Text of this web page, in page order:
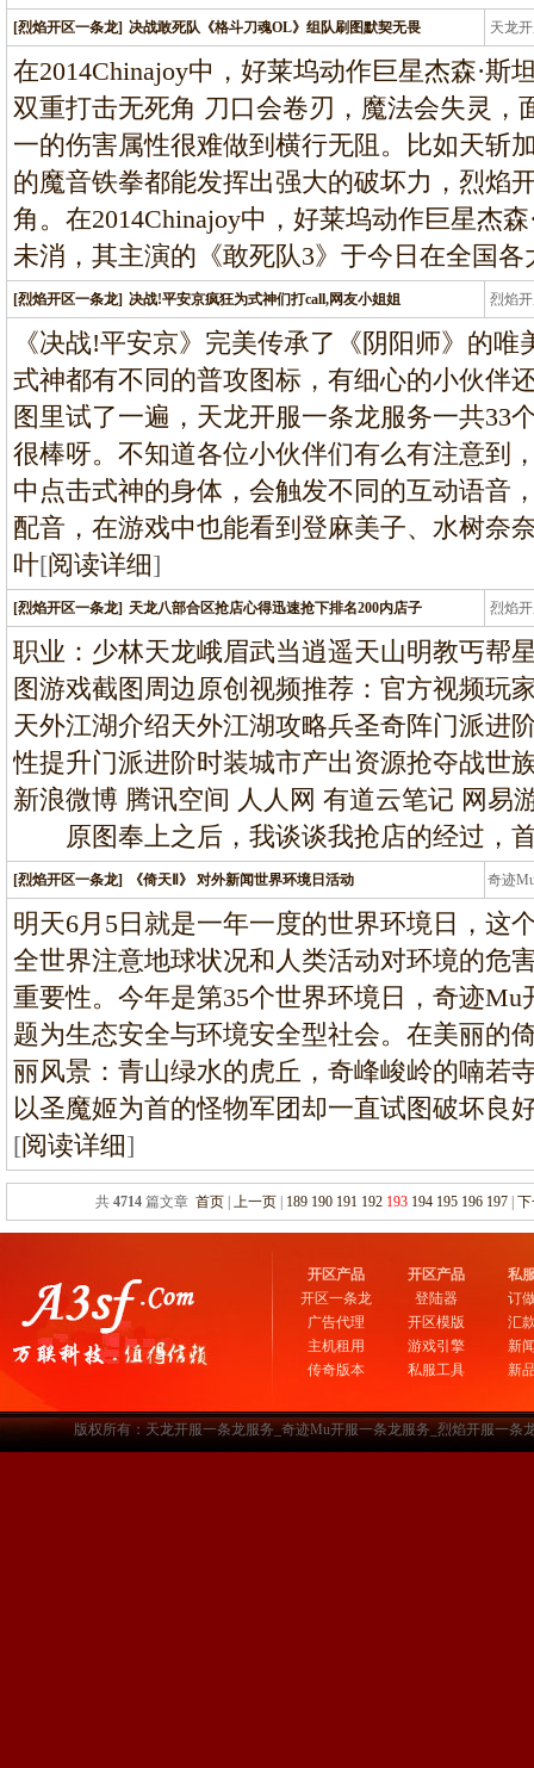
[烈焰开区一条龙] 决战敢死队《格斗刀魂OL》组队刷图默契无畏 天龙
龙
在2014Chinajoy中，好莱坞动作巨星杰森·斯
双重打击无死角 刀口会卷刃，魔法会失灵，
一的伤害属性很难做到横行无阻。比如天斩
的魔音铁拳都能发挥出强大的破坏力，烈焰
角。在2014Chinajoy中，好莱坞动作巨星杰
未消，其主演的《敢死队3》于今日在全国各
[烈焰开区一条龙] 决战!平安京疯狂为式神们打call,网友小姐姐 烈焰
龙
《决战!平安京》完美传承了《阴阳师》的
式神都有不同的普攻图标，有细心的小伙伴
图里试了一遍，天龙开服一条龙服务一共33
很棒呀。不知道各位小伙伴们有么有注意到
中点击式神的身体，会触发不同的互动语音
配音，在游戏中也能看到登麻美子、水树奈
叶[阅读详细]
[烈焰开区一条龙] 天龙八部合区抢店心得迅速抢下排名200内店子 烈焰
龙
职业：少林天龙峨眉武当逍遥天山明教丐帮
图游戏截图周边原创视频推荐：官方视频玩
天外江湖介绍天外江湖攻略兵圣奇阵门派进
性提升门派进阶时装城市产出资源抢夺战
新浪微博 腾讯空间 人人网 有道云笔记
原图奉上之后，我谈谈我抢店的经过，
[烈焰开区一条龙] 《倚天Ⅱ》 对外新闻世界环境日活动 奇迹
条
明天6月5日就是一年一度的世界环境日，这
全世界注意地球状况和人类活动对环境的危
重要性。今年是第35个世界环境日，奇迹
题为生态安全与环境安全型社会。在美丽的
丽风景：青山绿水的虎丘，奇峰峻岭的喃
以圣魔姬为首的怪物军团却一直试图破坏良
[阅读详细]
共 4714篇文章 首页| 上一页| 189 190 191 192 193 194 195 196 197| 下
开区产品
开区一条龙
广告代理
主机租用
传奇版本
开区产品
登陆器
开区模版
游戏引擎
私服工具
私
订
汇
新
新
版权所有：天龙开服一条龙服务_奇迹Mu开服一条龙服务_烈焰开服一条